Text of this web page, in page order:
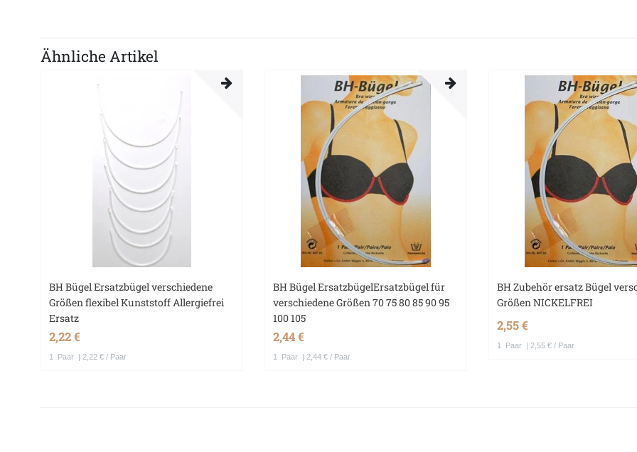
Ähnliche Artikel
BH Bügel Ersatzbügel verschiedene
Größen flexibel Kunststoff Allergiefrei
Ersatz
2,22 €
1 Paar | 2,22 € / Paar
BH Bügel ErsatzbügelErsatzbügel für
verschiedene Größen 70 75 80 85 90 95
100 105
2,44 €
1 Paar | 2,44 € / Paar
BH Zubehör ersatz Bügel
Größen NICKELFREI
2,55 €
1 Paar | 2,55 € / Paar